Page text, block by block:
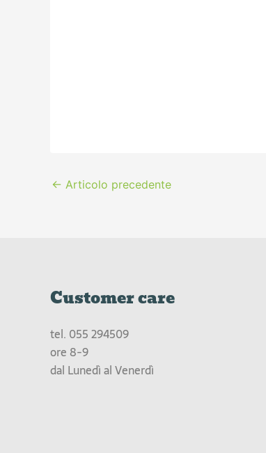
← Articolo precedente
Customer care
tel. 055 294509
ore 8-9
dal Lunedì al Venerdì